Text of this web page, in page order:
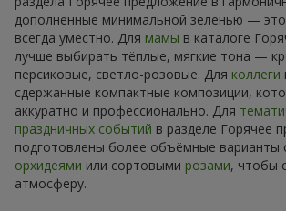
дополненные минимальной зеленью —
всегда уместно. Для мамы в каталоге
лучше выбирать тёплые, мягкие тона —
персиковые, светло-розовые. Для коллеги
сдержанные компактные композиции,
аккуратно и профессионально. Для
праздничных событий в разделе Горячее
подготовлены более объёмные варианты
орхидеями или сортовыми розами, чтобы
атмосферу.